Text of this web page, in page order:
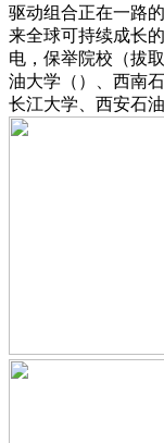
驱动组合正在一路
来全球可持续成长
电，保举院校（拔
油大学（）、西南
长江大学、西安石